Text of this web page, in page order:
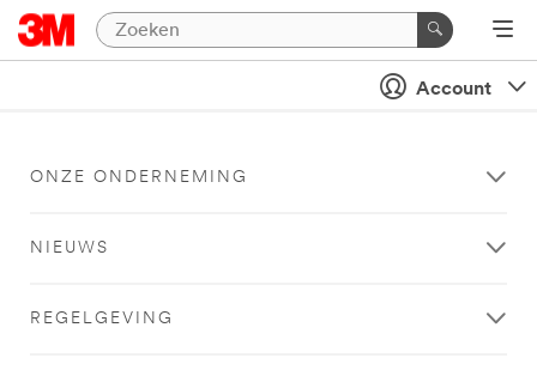
Account
ONZE ONDERNEMING
NIEUWS
REGELGEVING